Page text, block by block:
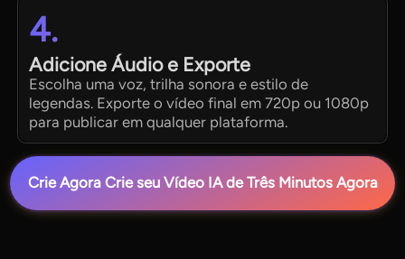
4.
Adicione Áudio e Exporte
Escolha uma voz, trilha sonora e estilo de
legendas. Exporte o vídeo final em 720p ou 1080p
para publicar em qualquer plataforma.
Crie Agora Crie seu Vídeo IA de Três Minutos Agora